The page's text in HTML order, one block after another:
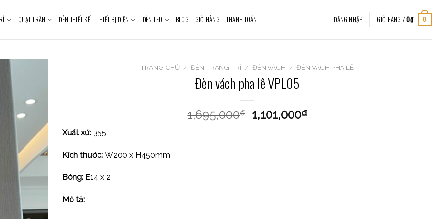
QUẠT TRẦN ĐÈN THIẾT KẾ THIẾT BỊ ĐIỆN ĐÈN LED BLOG GIỎ HÀNG THANH TOÁN ĐĂNG NHẬP GIỎ HÀNG /0₫ 0
TRANG CHỦ / ĐÈN TRANG TRÍ / ĐÈN VÁCH / ĐÈN VÁCH PHA LÊ
Đèn vách pha lê VPL05
1,695,000₫ 1,101,000₫
Xuất xứ: 355
Kích thước: W200 x H450mm
Bóng: E14 x 2
Mô tả: